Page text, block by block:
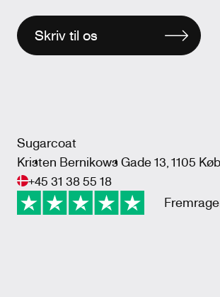
Skriv til os
Sugarcoat
Kristen Bernikows Gade 13, 1105
+45 31 38 55 18